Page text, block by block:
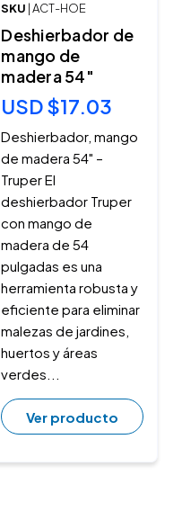
SKU | ACT-HOE
Deshierbador de
mango de
madera 54"
USD $17.03
Deshierbador, mango
de madera 54" –
Truper El
deshierbador Truper
con mango de
madera de 54
pulgadas es una
herramienta robusta y
eficiente para eliminar
malezas de jardines,
huertos y áreas
verdes...
Ver producto